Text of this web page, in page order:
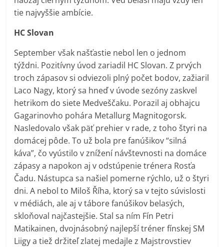
tie najvyššie ambície.
HC Slovan
September však našťastie nebol len o jednom
týždni. Pozitívny úvod zariadil HC Slovan. Z prvých
troch zápasov si odviezoli plný počet bodov, zažiaril
Laco Nagy, ktorý sa hneď v úvode sezóny zaskvel
hetrikom do siete Medveščaku. Porazil aj obhajcu
Gagarinovho pohára Metallurg Magnitogorsk.
Nasledovalo však päť prehier v rade, z toho štyri na
domácej pôde. To už bola pre fanúšikov “silná
káva”, čo vyústilo v znížení návštevnosti na domáce
zápasy a napokon aj v odstúpenie trénera Rosťa
Čadu. Nástupca sa našiel pomerne rýchlo, už o štyri
dni. A nebol to Miloš Říha, ktorý sa v tejto súvislosti
v médiách, ale aj v tábore fanúšikov belasých,
skloňoval najčastejšie. Stal sa ním Fín Petri
Matikainen, dvojnásobný najlepší tréner fínskej SM
Liigy a tiež držiteľ zlatej medajle z Majstrovstiev